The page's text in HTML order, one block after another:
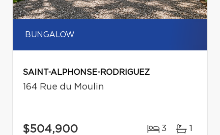
BUNGALOW
SAINT-ALPHONSE-RODRIGUEZ
164 Rue du Moulin
$504,900 3 1